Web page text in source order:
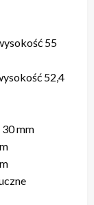
55
52,4
mm